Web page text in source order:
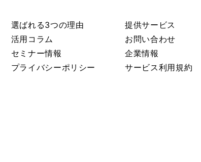
選ばれる3つの理由 提供サービス
活用コラム
お問い合わせ
セミナー情報
企業情報
プライバシーポリシー
サービス利用規約